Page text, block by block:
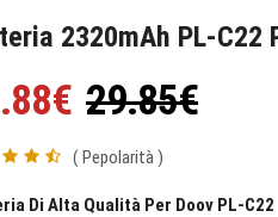
2320mAh PL-C22
29.85€
( Pepolarità )
Di Alta Qualità Per Doov PL-C22